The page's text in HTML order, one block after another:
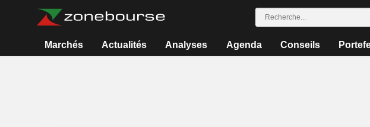
Marchés Actualités Analyses Agenda Conseils